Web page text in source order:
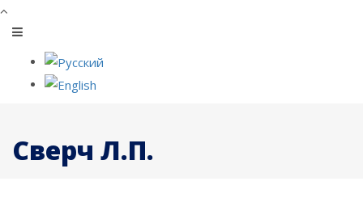
Сверч Л.П.